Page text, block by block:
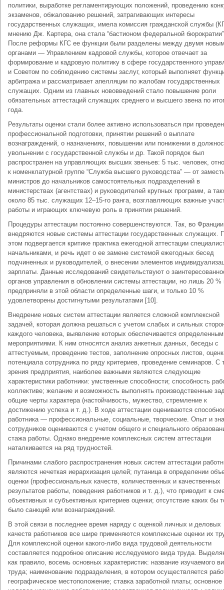
политики, выработке регламентирующих положений, проведению
экзаменов, обжалованию решений, затрагивающих интересы
государственных служащих, имела комиссия гражданской службы
мнению Дж. Картера, она стала “бастионом федеральной
После реформы КГС ее функции были разделены между двумя
органами — Управлением кадровой службы, которое отвечает за
формирование и кадровую политику в сфере государственного
и Советом по соблюдению системы заслуг, который выполняет
арбитража и рассматривает апелляции по жалобам государственных
служащих. Одним из главных нововведений стало повышение роли
обязательных аттестаций служащих среднего и высшего звена по
года.
Результаты оценки стали более активно использоваться при
профессиональной подготовки, принятии решений о выплате
вознаграждений, о назначениях, повышении или понижении в
увольнении с государственной службы и др. Такой порядок был
распространен на управляющих высших звеньев: 5 тыс. человек,
к номенклатурной группе “Служба высшего руководства” — от
министров до начальников самостоятельных подразделений в
министерствах (агентствах) и руководителей крупных программ, а
около 85 тыс. служащих 12–15-го ранга, возглавляющих важные
работы и играющих ключевую роль в принятии решений.
Процедуры аттестации постоянно совершенствуются. Так, во Франции
внедряются новые системы аттестации государственных служащих.
этом подвергается критике практика ежегодной аттестации
начальниками, и речь идет о ее замене системой ежегодных бесед
подчиненных и руководителей, о внесении элементов
зарплаты. Данные исследований свидетельствуют о
органов управления в обновлении системы аттестации, но лишь 20 %
предприняли в этой области определенные шаги, и только 10 %
удовлетворены достигнутыми результатами [10].
Внедрение новых систем аттестации является сложной комплексной
задачей, которая должна решаться с учетом слабых и сильных
каждого человека, выявление которых обеспечивается
мероприятиями. К ним относятся анализ анкетных данных, беседы с
аттестуемым, проведение тестов, заполнение опросных листов,
потенциала сотрудника по ряду критериев, проведение семинаров. С
зрения предприятия, наиболее важными являются следующие
характеристики работники: умственные способности; способность
коллективе; желание и возможность выполнять производственные
общие черты характера (настойчивость, мужество, стремление к
достижению успеха и т. д.). В ходе аттестации оцениваются
работника — профессиональные, социальные, творческие. Опыт и
сотрудников оцениваются с учетом общего и специального
стажа работы. Однако внедрение комплексных систем аттестации
наталкивается на ряд трудностей.
Причинами слабого распространения новых систем аттестации
являются нечеткая иерархизация целей; путаница в определении
оценки (профессиональных качеств, количественных и качественных
результатов работы, поведения работников и т. д.), что приводит к
объективных и субъективных критериев оценки; отсутствие каких бы
было санкций или вознаграждений.
В этой связи в последнее время наряду с оценкой личных и деловых
качеств работников все шире применяются комплексные оценки их
Для комплексной оценки какого-либо вида трудовой деятельности
составляется подробное описание исследуемого вида труда.
как правило, восемь основных характеристик: название изучаемого
труда; наименование подразделения, в котором осуществляется
географическое местоположение; ставка заработной платы; основное